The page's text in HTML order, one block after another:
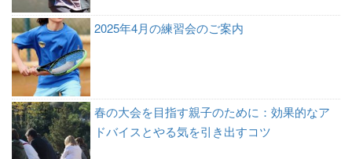
2025年4月の練習会のご案内
春の大会を目指す親子のために：効果的なア
ドバイスとやる気を引き出すコツ